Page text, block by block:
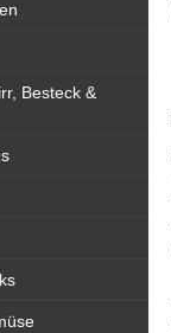
Besteck &